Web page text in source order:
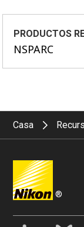
PRODUCTOS
NSPARC
Casa
®